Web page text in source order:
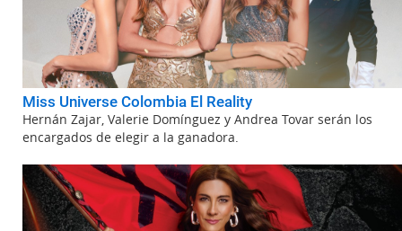
Miss Universe Colombia El Reality
Hernán Zajar, Valerie Domínguez y Andrea Tovar serán los
encargados de elegir a la ganadora.